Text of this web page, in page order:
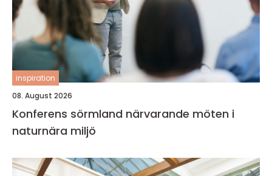
inspiration
08. August 2026
Konferens sörmland närvarande möten i
naturnära miljö